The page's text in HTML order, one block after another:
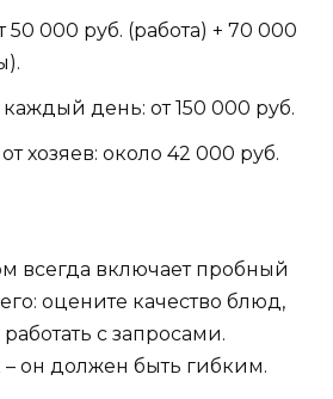
50 000 руб. (работа) + 70 000
день: от 150 000 руб.
хозяев: около 42 000 руб.
всегда включает пробный
оцените качество блюд,
с запросами.
он должен быть гибким.